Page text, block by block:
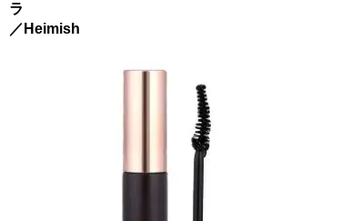
ラ
／Heimish